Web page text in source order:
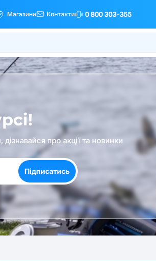
Магазини Контакти 0 800 303-355
про акції та новинки
Підписатись